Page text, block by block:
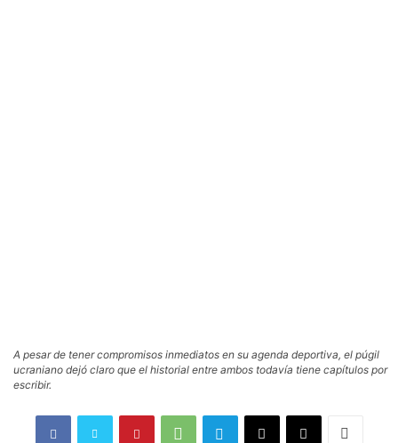
A pesar de tener compromisos inmediatos en su agenda deportiva, el púgil
ucraniano dejó claro que el historial entre ambos todavía tiene capítulos por
escribir.